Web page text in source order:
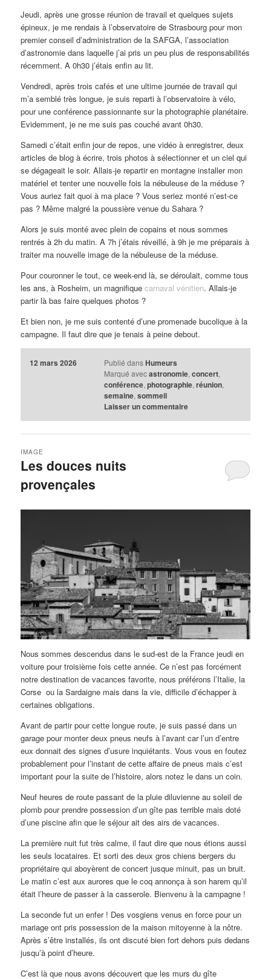
Jeudi, après une grosse réunion de travail et quelques sujets
épineux, je me rendais à l’observatoire de Strasbourg pour mon
premier conseil d’administration de la SAFGA, l’association
d’astronomie dans laquelle j’ai pris un peu plus de responsabilités
récemment. A 0h30 j’étais enfin au lit.
Vendredi, après trois cafés et une ultime journée de travail qui
m’a semblé très longue, je suis reparti à l’observatoire à vélo,
pour une conférence passionnante sur la photographie planétaire.
Evidemment, je ne me suis pas couché avant 0h30.
Samedi c’était enfin jour de repos, une vidéo à enregistrer, deux
articles de blog à écrire, trois photos à sélectionner et un ciel qui
se dégageait le soir. Allais-je repartir en montagne installer mon
matériel et tenter une nouvelle fois la nébuleuse de la méduse ?
Vous auriez fait quoi à ma place ? Vous seriez monté n’est-ce
pas ? Même malgré la poussière venue du Sahara ?
Alors je suis monté avec plein de copains et nous sommes
rentrés à 2h du matin. A 7h j’étais réveillé, à 9h je me préparais à
traiter ma nouvelle image de la nébuleuse de la méduse.
Pour couronner le tout, ce week-end là, se déroulait, comme tous
les ans, à Rosheim, un magnifiquecarnaval vénitien. Allais-je
partir là bas faire quelques photos ?
Et bien non, je me suis contenté d’une promenade bucolique à la
campagne. Il faut dire que je tenais à peine debout.
12 mars 2026 Publié dans Humeurs
Marqué avec astronomie, concert,
conférence, photographie, réunion,
semaine, sommeil
Laisser un commentaire
Les douces nuits
provençales
IMAGE
Nous sommes descendus dans le sud-est de la France jeudi en
voiture pour troisième fois cette année. Ce n’est pas forcément
notre destination de vacances favorite, nous préférons l’Italie, la
Corse ou la Sardaigne mais dans la vie, difficile d’échapper à
certaines obligations.
Avant de partir pour cette longue route, je suis passé dans un
garage pour monter deux pneus neufs à l’avant car l’un d’entre
eux donnait des signes d’usure inquiétants. Vous vous en foutez
probablement pour l’instant de cette affaire de pneus mais c’est
important pour la suite de l’histoire, alors notez le dans un coin.
Neuf heures de route passant de la pluie diluvienne au soleil de
plomb pour prendre possession d’un gîte pas terrible mais doté
d’une piscine afin que le séjour ait des airs de vacances.
La première nuit fut très calme, il faut dire que nous étions aussi
les seuls locataires. Et sorti des deux gros chiens bergers du
propriétaire qui aboyèrent de concert jusque minuit, pas un bruit.
Le matin c’est aux aurores que le coq annonça à son harem qu’il
était l’heure de passer à la casserole. Bienvenu à la campagne !
La seconde fut un enfer ! Des vosgiens venus en force pour un
mariage ont pris possession de la maison mitoyenne à la nôtre.
Après s’être installés, ils ont discuté bien fort dehors puis dedans
jusqu’à point d’heure.
C’est là que nous avons découvert que les murs du gîte